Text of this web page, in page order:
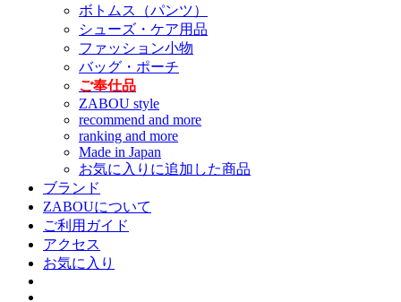
ボトムス（パンツ）
シューズ・ケア用品
ファッション小物
バッグ・ポーチ
ご奉仕品
ZABOU style
recommend and more
ranking and more
Made in Japan
お気に入りに追加した商品
ブランド
ZABOUについて
ご利用ガイド
アクセス
お気に入り